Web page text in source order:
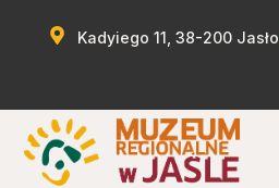
Kadyiego 11, 38-200 Jasło